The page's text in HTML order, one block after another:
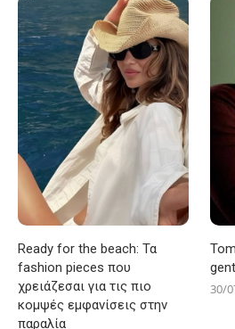
Ready for the beach: Τα
fashion pieces που
χρειάζεσαι για τις πιο
κομψές εμφανίσεις στην
παραλία
30/